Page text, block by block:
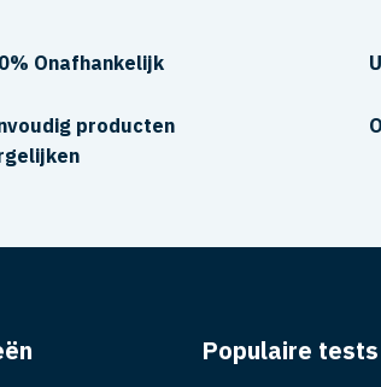
Onafhankelijk
producten
Populaire tests